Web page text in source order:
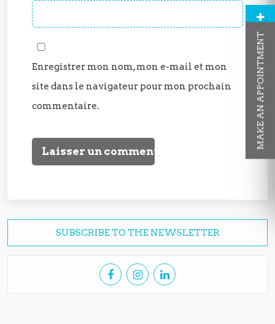
Enregistrer mon nom, mon e-mail et mon
site dans le navigateur pour mon prochain
commentaire.
SUBSCRIBE TO THE NEWSLETTER
MAKE AN APPOINTMENT